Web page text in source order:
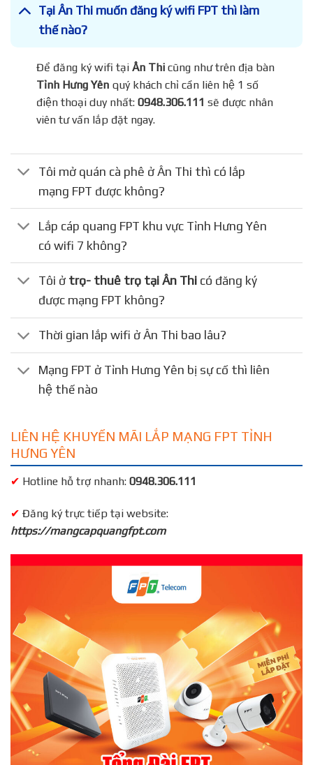
Tại Ân Thi muốn đăng ký wifi FPT thì làm
thế nào?
Để đăng ký wifi tạiÂn Thicũng như trên địa bàn
Tỉnh Hưng Yênquý khách chỉ cần liên hệ 1 số
điện thoại duy nhất:0948.306.111 sẽ được nhân
viên tư vấn lắp đặt ngay.
Tôi mở quán cà phê ở Ân Thi thì có lắp
mạng FPT được không?
Lắp cáp quang FPT khu vực Tỉnh Hưng Yên
có wifi 7 không?
Tôi ở trọ- thuê trọ tại Ân Thi có đăng ký
được mạng FPT không?
Thời gian lắp wifi ở Ân Thi bao lâu?
Mạng FPT ở Tỉnh Hưng Yên bị sự cố thì liên
hệ thế nào
LIÊN HỆ KHUYẾN MÃI LẮP MẠNG FPT TỈNH
HƯNG YÊN
✔ Hotline hỗ trợ nhanh: 0948.306.111
✔ Đăng ký trực tiếp tại website:
https://mangcapquangfpt.com